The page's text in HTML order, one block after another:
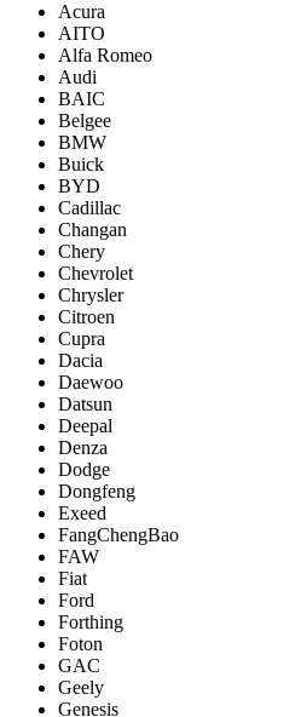
Acura
AITO
Alfa Romeo
Audi
BAIC
Belgee
BMW
Buick
BYD
Cadillac
Changan
Chery
Chevrolet
Chrysler
Citroen
Cupra
Dacia
Daewoo
Datsun
Deepal
Denza
Dodge
Dongfeng
Exeed
FangChengBao
FAW
Fiat
Ford
Forthing
Foton
GAC
Geely
Genesis